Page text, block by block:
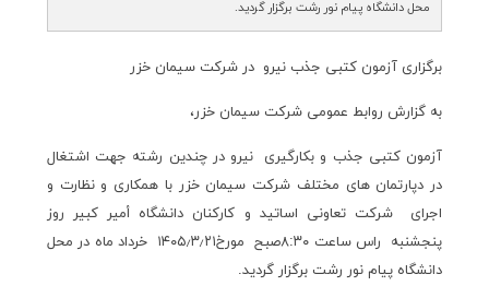
محل دانشگاه پیام نور رشت برگزار گردید.
برگزاری آزمون کتبی جذب نیرو در شرکت سیمان خزر
به گزارش روابط عمومی شرکت سیمان خزر،
آزمون کتبی جذب و بکارگیری نیرو در چندین رشته جهت اشتغال
در دپارتمان های مختلف شرکت سیمان خزر با همکاری و نظارت و
اجرای شرکت تعاونی اساتید و کارکنان دانشگاه أمیر کبیر روز
پنجشنبه راس ساعت ۸:۳۰صبح مورخ۱۴۰۵٫۳٫۲۱ خرداد ماه در محل
دانشگاه پیام نور رشت برگزار گردید.